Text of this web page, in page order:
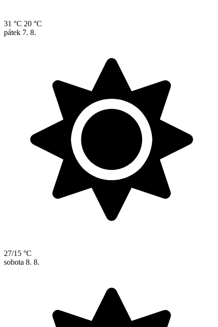
31 °C 20 °C
pátek 7. 8.
27/15 °C
sobota 8. 8.